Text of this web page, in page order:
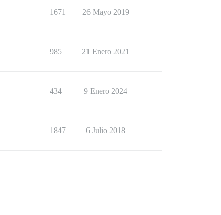
1671 26 Mayo 2019
985 21 Enero 2021
434 9 Enero 2024
1847 6 Julio 2018